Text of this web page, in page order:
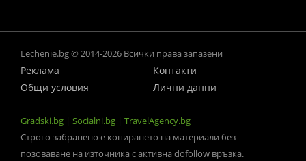
Lechenie.bg © 2014-2026 Всички права запазени
Реклама
Контакти
Общи условия
Лични данни
Gradski.bg | Socialni.bg | TravelAgency.bg
Строго забранено е копирането на материали без
позоваване на източника с активна dofollow връзка.